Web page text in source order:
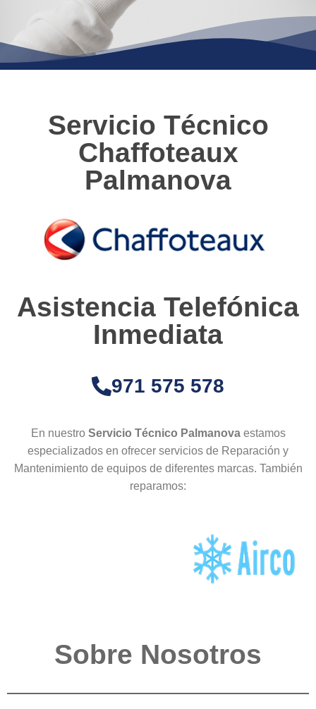
Servicio Técnico
Chaffoteaux
Palmanova
Asistencia Telefónica
Inmediata
971 575 578
En nuestro Servicio Técnico Palmanova estamos
especializados en ofrecer servicios de Reparación y
Mantenimiento de equipos de diferentes marcas. También
reparamos:
Sobre Nosotros